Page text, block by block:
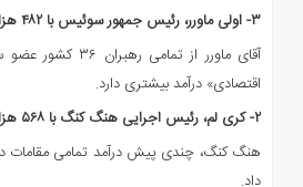
۳- اولی ماورر، رئیس جمهور سوئیس با ۴۸۲
آقای ماورر از
اقتصادی» درآمد بیشتری دارد.
۲- کری لم، رئیس اجرایی هنگ کنگ با ۵۶۸
داد.